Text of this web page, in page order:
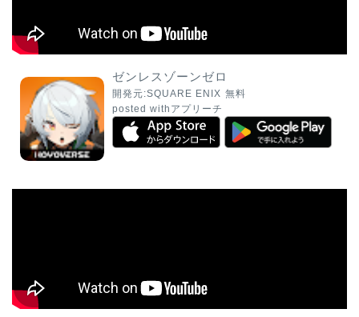
ゼンレスゾーンゼロ
開発元:SQUARE ENIX 無料
posted with アプリーチ